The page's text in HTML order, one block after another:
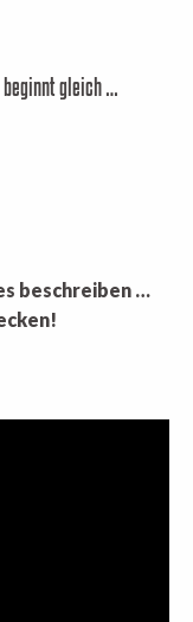
beginnt gleich …
beschreiben …